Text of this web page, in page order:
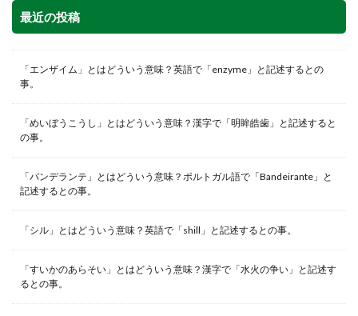
最近の投稿
「エンザイム」とはどういう意味？英語で「enzyme」と記述するとの
事。
「めいぼうこうし」とはどういう意味？漢字で「明眸皓歯」と記述すると
の事。
「バンデランテ」とはどういう意味？ポルトガル語で「Bandeirante」と
記述するとの事。
「シル」とはどういう意味？英語で「shill」と記述するとの事。
「すいかのあらそい」とはどういう意味？漢字で「水火の争い」と記述す
るとの事。